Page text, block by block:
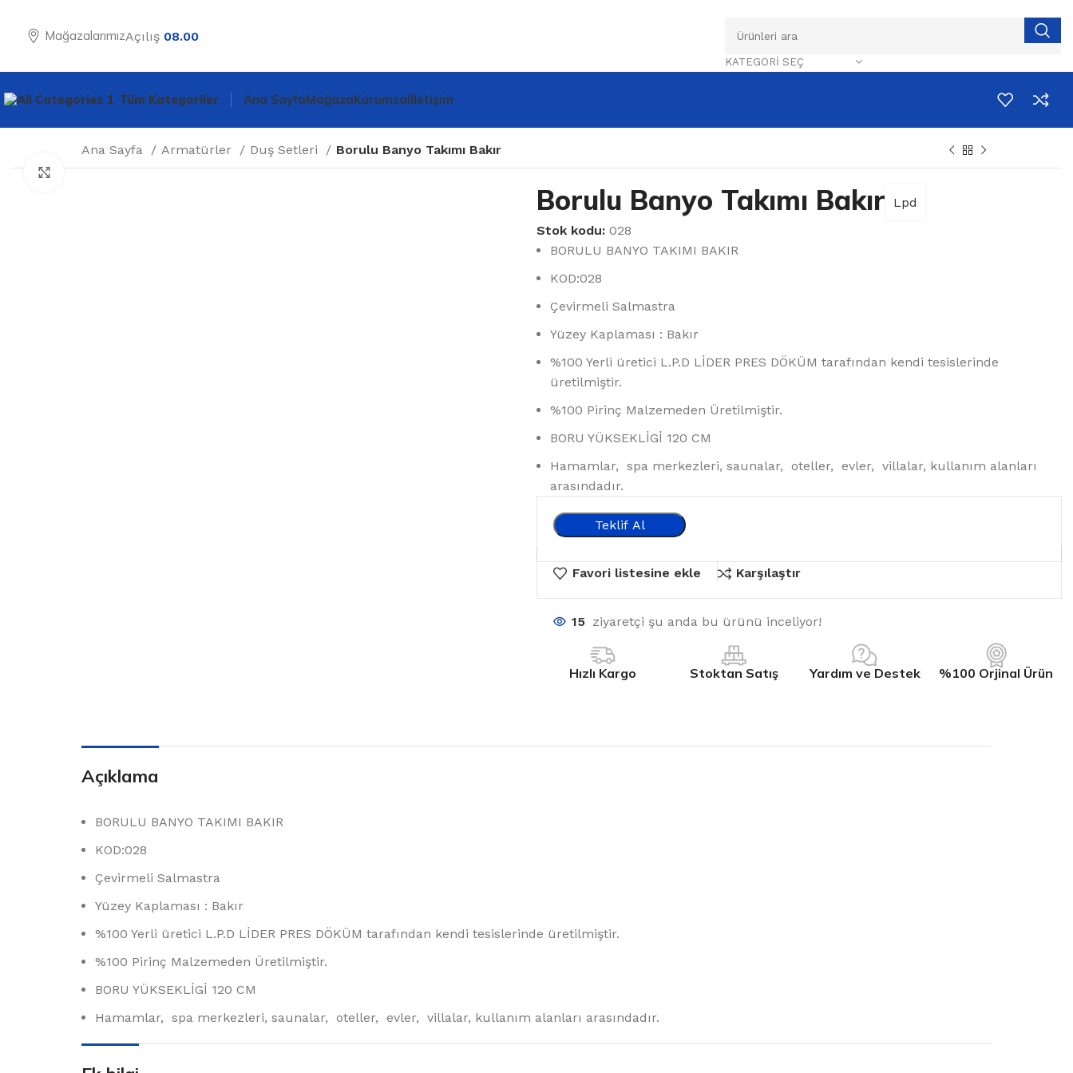
MağazalarımızAçılış 08.00
KATEGORI SEÇ
Tüm Kategoriler
Ankastre Lavabo
Ankastre Banyo Ve Duş Asma Bide
Ana SayfaMağazaKurumsalİletişim
Ana Sayfa Armatürler Duş Setleri Borulu Banyo Takımı Bakır
Büyütmek için tıklayın
Borulu Banyo Takımı Bakır
Lpd
Stok kodu:028
BORULU BANYO TAKIMI BAKIR
KOD:028
Çevirmeli Salmastra
Yüzey Kaplaması : Bakır
%100 Yerli üretici L.P.D LİDER PRES DÖKÜM tarafından kendi tesislerinde
üretilmiştir.
%100 Pirinç Malzemeden Üretilmiştir.
BORU YÜKSEKLİGİ 120 CM
Hamamlar, spa merkezleri, saunalar, oteller, evler, villalar, kullanım alanları
arasındadır.
Teklif Al
Favori listesine ekle Karşılaştır
15 ziyaretçi şu anda bu ürünü inceliyor!
Hızlı Kargo Stoktan Satış Yardım ve Destek %100 Orjinal Ürün
Açıklama
BORULU BANYO TAKIMI BAKIR
KOD:028
Çevirmeli Salmastra
Yüzey Kaplaması : Bakır
%100 Yerli üretici L.P.D LİDER PRES DÖKÜM tarafından kendi tesislerinde üretilmiştir.
%100 Pirinç Malzemeden Üretilmiştir.
BORU YÜKSEKLİGİ 120 CM
Hamamlar, spa merkezleri, saunalar, oteller, evler, villalar, kullanım alanları arasındadır.